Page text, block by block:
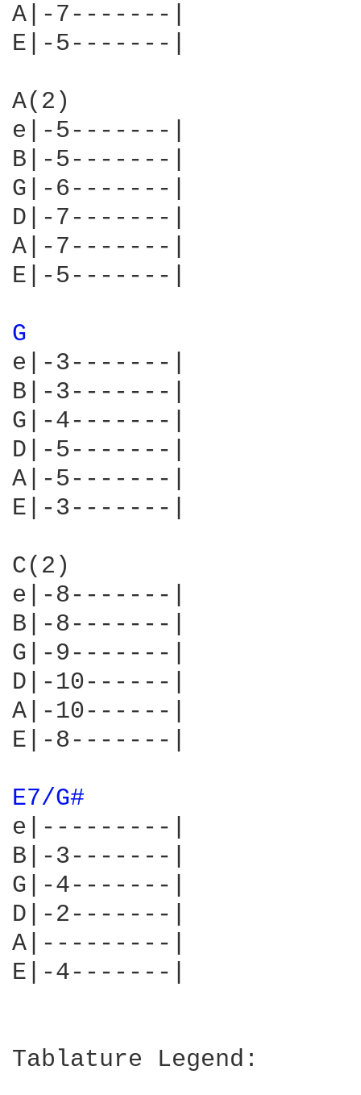
A|-7-------|
E|-5-------|
A(2)
e|-5-------|
B|-5-------|
G|-6-------|
D|-7-------|
A|-7-------|
E|-5-------|
G
e|-3-------|
B|-3-------|
G|-4-------|
D|-5-------|
A|-5-------|
E|-3-------|
C(2)
e|-8-------|
B|-8-------|
G|-9-------|
D|-10------|
A|-10------|
E|-8-------|
E7/G#
e|---------|
B|-3-------|
G|-4-------|
D|-2-------|
A|---------|
E|-4-------|
Tablature Legend: